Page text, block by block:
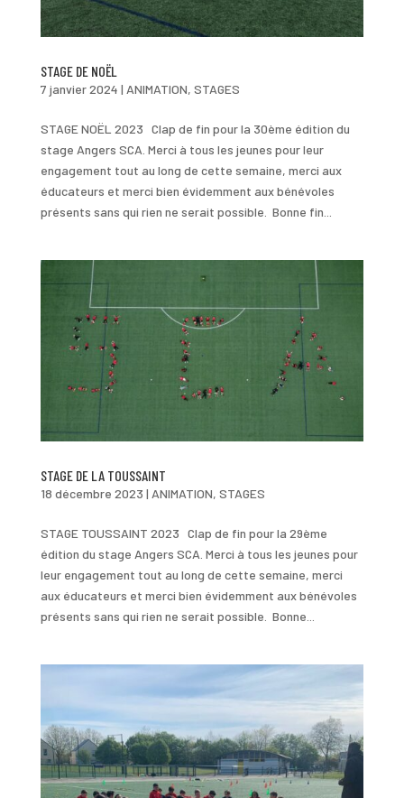
STAGE DE NOËL
7 janvier 2024 | ANIMATION, STAGES
STAGE NOËL 2023 Clap de fin pour la 30ème édition du
stage Angers SCA. Merci à tous les jeunes pour leur
engagement tout au long de cette semaine, merci aux
éducateurs et merci bien évidemment aux bénévoles
présents sans qui rien ne serait possible. Bonne fin...
STAGE DE LA TOUSSAINT
18 décembre 2023 | ANIMATION, STAGES
STAGE TOUSSAINT 2023 Clap de fin pour la 29ème
édition du stage Angers SCA. Merci à tous les jeunes pour
leur engagement tout au long de cette semaine, merci
aux éducateurs et merci bien évidemment aux bénévoles
présents sans qui rien ne serait possible. Bonne...